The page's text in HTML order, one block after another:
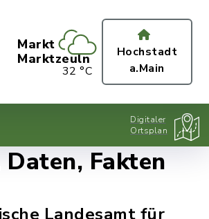
Markt
Marktzeuln
32 °C
Hochstadt
a.Main
Digitaler
Ortsplan
Fakten
Landesamt für